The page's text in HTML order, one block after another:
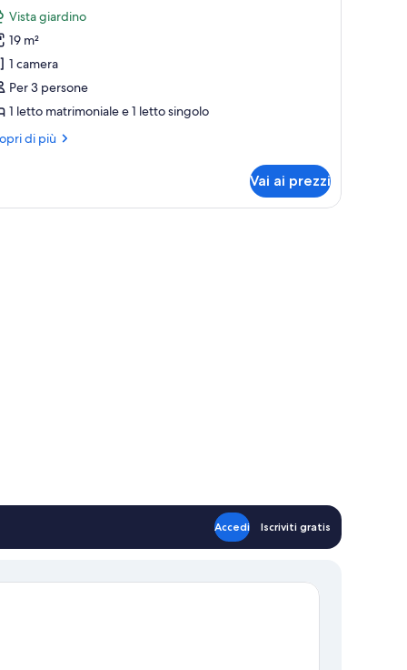
recensione)
Vista giardino
19 m²
1 camera
Per 3 persone
1 letto matrimoniale e 1 letto singolo
di più
Vai ai prezzi
Accedi Iscriviti gratis